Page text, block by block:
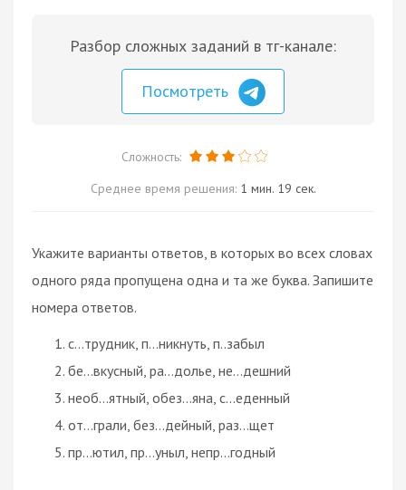
Разбор сложных заданий в тг-канале:
Посмотреть
Сложность:
Среднее время решения: 1 мин. 19 сек.
Укажите варианты ответов, в которых во всех словах
одного ряда пропущена одна и та же буква. Запишите
номера ответов.
с…трудник, п…никнуть, п..забыл
бе…вкусный, ра…долье, не…дешний
необ…ятный, обез…яна, с…еденный
от…грали, без…дейный, раз…щет
пр…ютил, пр…уныл, непр…годный